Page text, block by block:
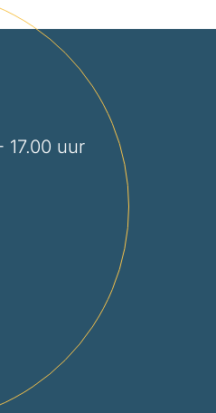
17.00 uur